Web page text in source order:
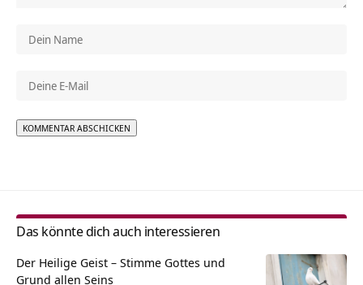
Das könnte dich auch interessieren
Der Heilige Geist – Stimme Gottes und
Grund allen Seins